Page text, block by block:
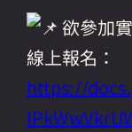
欲參加
線上報名：
https://